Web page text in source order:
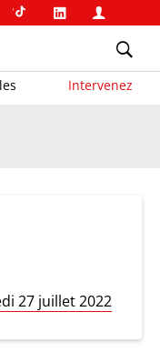
Intervenez
27 juillet 2022